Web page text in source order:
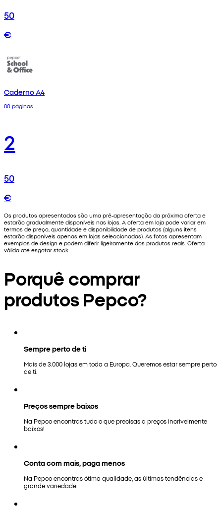
50
€
Caderno A4
80 páginas
2
50
€
Os produtos apresentados são uma pré-apresentação da próxima oferta e
estarão gradualmente disponíveis nas lojas. A oferta em loja pode variar em
termos de preço, quantidade e disponibilidade de produtos (alguns itens
estarão disponíveis apenas em lojas seleccionadas). As fotos apresentam
exemplos de design e podem diferir ligeiramente dos produtos reais. Oferta
válida até esgotar stock.
Porquê comprar
produtos Pepco?
Sempre perto de ti
Mais de 3.000 lojas em toda a Europa. Queremos estar sempre perto
de ti.
Preços sempre baixos
Na Pepco encontras tudo o que precisas a preços incrivelmente
baixos!
Conta com mais, paga menos
Na Pepco encontras ótima qualidade, as últimas tendências e
grande variedade.